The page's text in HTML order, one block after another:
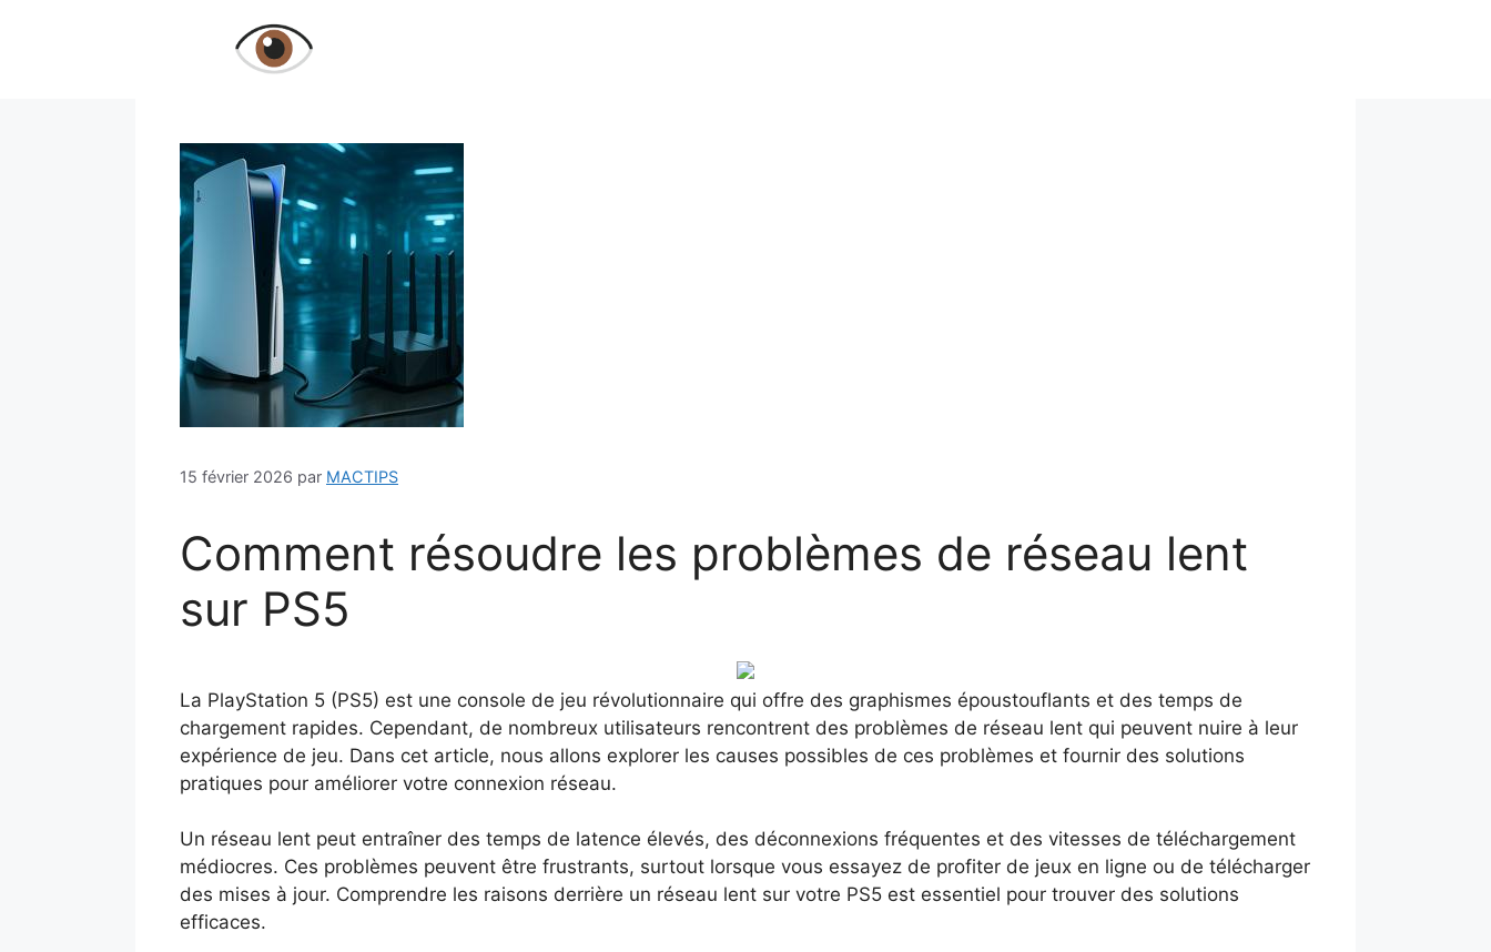
15 février 2026 par MACTIPS
Comment résoudre les problèmes de réseau lent
sur PS5
La PlayStation 5 (PS5) est une console de jeu révolutionnaire qui offre des graphismes époustouflants et des temps de
chargement rapides. Cependant, de nombreux utilisateurs rencontrent des problèmes de réseau lent qui peuvent nuire à leur
expérience de jeu. Dans cet article, nous allons explorer les causes possibles de ces problèmes et fournir des solutions
pratiques pour améliorer votre connexion réseau.
Un réseau lent peut entraîner des temps de latence élevés, des déconnexions fréquentes et des vitesses de téléchargement
médiocres. Ces problèmes peuvent être frustrants, surtout lorsque vous essayez de profiter de jeux en ligne ou de télécharger
des mises à jour. Comprendre les raisons derrière un réseau lent sur votre PS5 est essentiel pour trouver des solutions
efficaces.